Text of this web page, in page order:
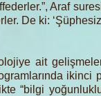
Araf
De ki:
ait
ikinci
“bilgi